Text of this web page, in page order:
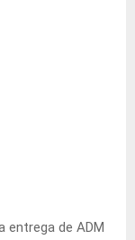
entrega de ADM